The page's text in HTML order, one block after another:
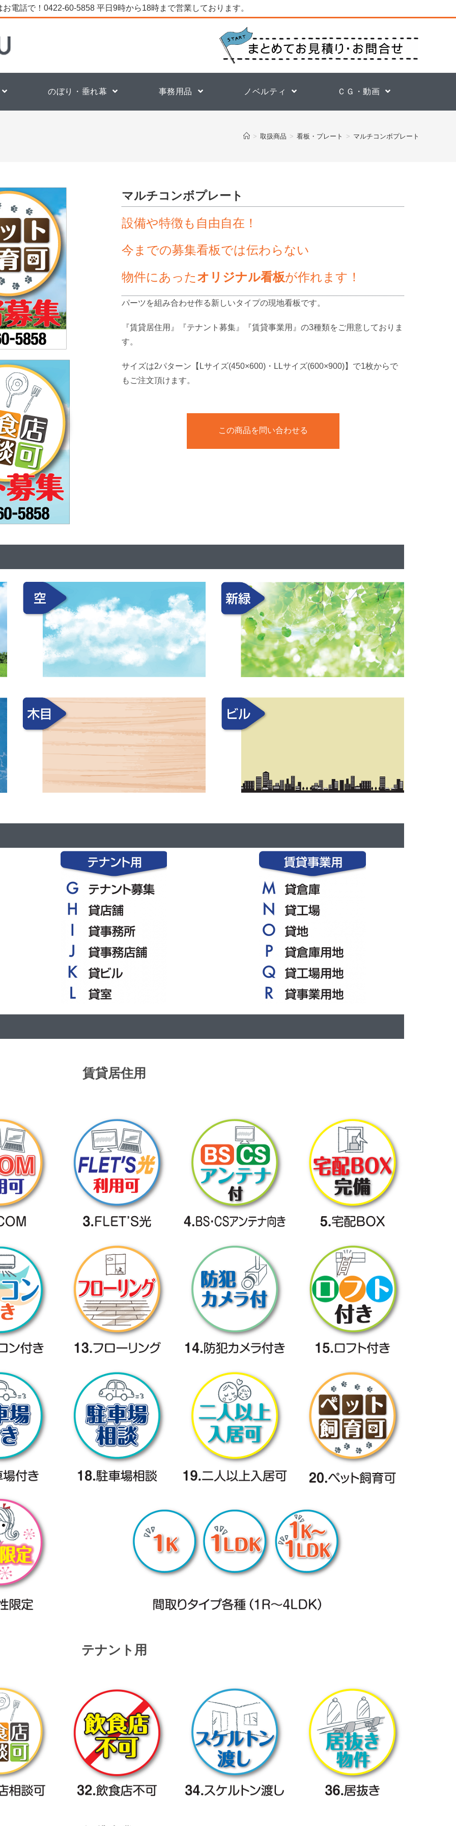
電話で！0422-60-5858 平日9時から18時まで営業しております。
のぼり・垂れ幕 事務用品 ノベルティ ＣＧ・動画
> 取扱商品 > 看板・プレート > マルチコンボプレート
マルチコンボプレート
設備や特徴も自由自在！
今までの募集看板では伝わらない
物件にあったオリジナル看板が作れます！
パーツを組み合わせ作る新しいタイプの現地看板です。
『賃貸居住用』『テナント募集』『賃貸事業用』の3種類をご用意しておりま
す。
サイズは2パターン【Lサイズ(450×600)・LLサイズ(600×900)】で1枚からで
もご注文頂けます。
この商品を問い合わせる
賃貸居住用
テナント用